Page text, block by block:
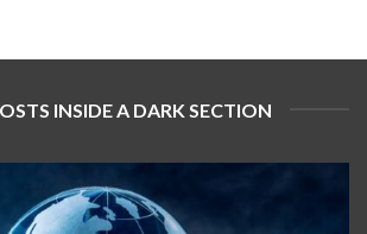
INSIDE A DARK SECTION